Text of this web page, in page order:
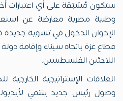
ستكون مُسَبَقة على أي اعتبارات
وطنية مصرية معارضة عن
الإخوان الدخول في تسوية
قطاع غزة باتجاه سيناء وإقامة
اللاجئين الفلسطينيين.
العلاقات الإستراتيجية
وصول رئيس جديد ينتمي